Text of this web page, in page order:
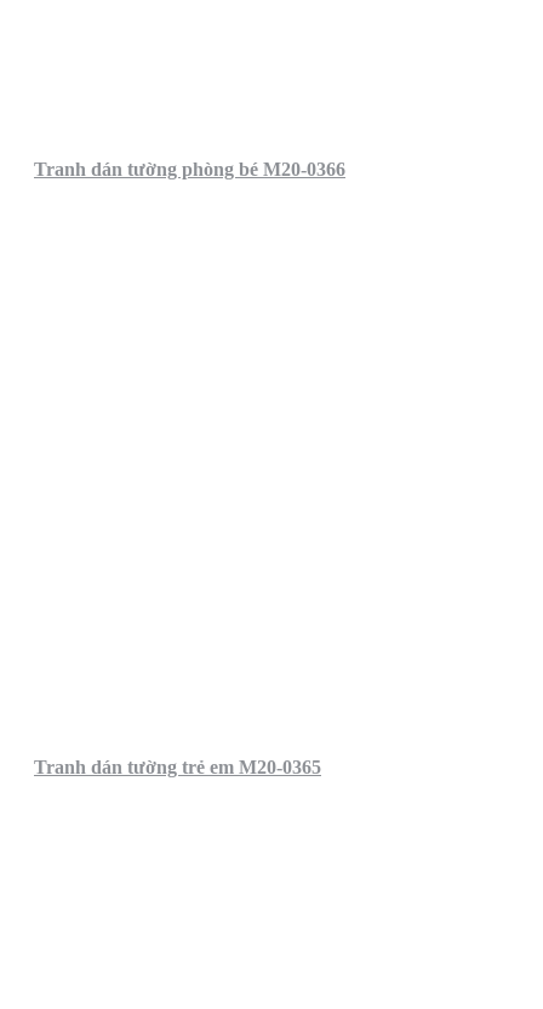
Tranh dán tường phòng bé M20-0366
Tranh dán tường trẻ em M20-0365